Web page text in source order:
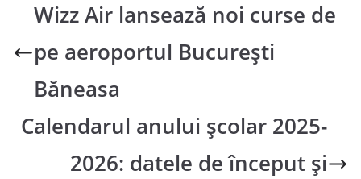
Wizz Air lansează noi curse de
pe aeroportul București
Băneasa
Calendarul anului școlar 2025-
2026: datele de început și